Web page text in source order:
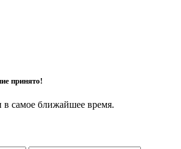
принято!
самое ближайшее время.